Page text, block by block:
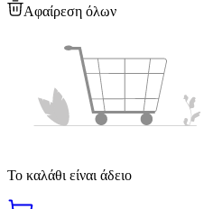
Αφαίρεση όλων
Το καλάθι είναι άδειο